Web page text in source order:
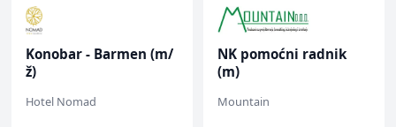
Konobar - Barmen (m/
ž)
Hotel Nomad
NK pomoćni radnik
(m)
Mountain